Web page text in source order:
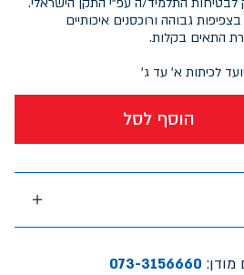
גבוהה ורוכסנים איכותיים
התאים בקלות.
הוסף לסל
מודן: 073-3156660